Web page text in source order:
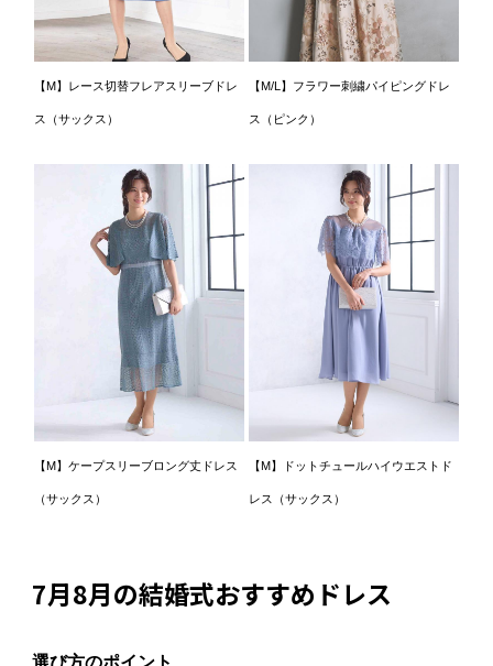
【M】レース切替フレアスリーブドレ
ス（サックス）
【M/L】フラワー刺繍パイピングドレ
ス（ピンク）
【M】ケープスリーブロング丈ドレス
（サックス）
【M】ドットチュールハイウエストド
レス（サックス）
7月8月の結婚式おすすめドレス
選び方のポイント